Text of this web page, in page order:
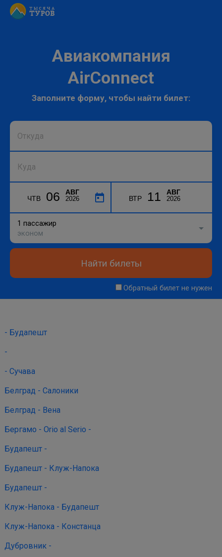
Авиакомпания
AirConnect
Заполните форму, чтобы найти билет:
ЧТВ 06 АВГ
2026 ВТР 11 АВГ
2026
1 пассажир
эконом
Найти билеты
Обратный билет не нужен
- Будапешт
-
- Сучава
Белград - Салоники
Белград - Вена
Бергамо - Orio al Serio -
Будапешт -
Будапешт - Клуж-Напока
Будапешт -
Клуж-Напока - Будапешт
Клуж-Напока - Констанца
Дубровник -